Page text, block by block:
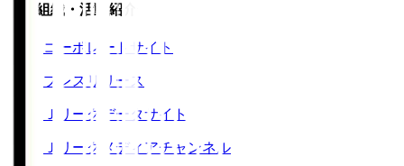
運営組織・活動紹介
コーポレートサイト
プレスリリース
Ｊリーグデータサイト
Ｊリーグメディアチャンネル